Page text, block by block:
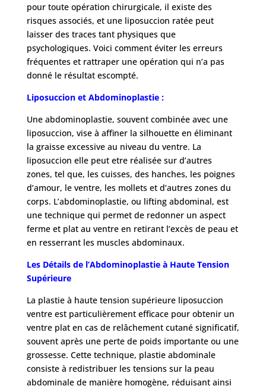
pour toute opération chirurgicale, il existe des
risques associés, et une liposuccion ratée peut
laisser des traces tant physiques que
psychologiques. Voici comment éviter les erreurs
fréquentes et rattraper une opération qui n’a pas
donné le résultat escompté.
Liposuccion et Abdominoplastie :
Une abdominoplastie, souvent combinée avec une
liposuccion, vise à affiner la silhouette en éliminant
la graisse excessive au niveau du ventre. La
liposuccion elle peut etre réalisée sur d’autres
zones, tel que, les cuisses, des hanches, les poignes
d’amour, le ventre, les mollets et d’autres zones du
corps. L’abdominoplastie, ou lifting abdominal, est
une technique qui permet de redonner un aspect
ferme et plat au ventre en retirant l’excès de peau et
en resserrant les muscles abdominaux.
Les Détails de l’Abdominoplastie à Haute Tension
Supérieure
La plastie à haute tension supérieure liposuccion
ventre est particulièrement efficace pour obtenir un
ventre plat en cas de relâchement cutané significatif,
souvent après une perte de poids importante ou une
grossesse. Cette technique, plastie abdominale
consiste à redistribuer les tensions sur la peau
abdominale de manière homogène, réduisant ainsi